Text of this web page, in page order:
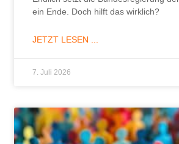
ein Ende. Doch hilft das wirklich?
JETZT LESEN ...
7. Juli 2026